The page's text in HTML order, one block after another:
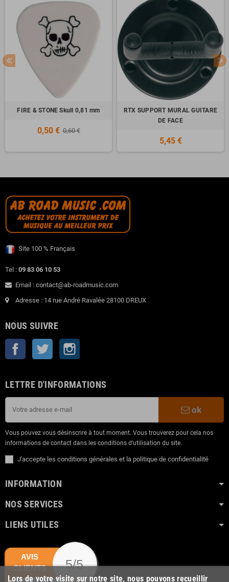
FIRE & STONE Skull 0,81 mm
0,50 € 0,60 €
RTX SUPPORT MURAL GUITARE
DE FACE
5,45 €
Site 100 % Français
Tel : 09 83 06 10 53
Email : contact@ab-roadmusic.com
Adresse : 14 rue André Ravalée 28100 DREUX
NOUS SUIVRE
Facebook Twitter
LETTRE D'INFORMATIONS
ok
Vous pouvez vous désinscrire à tout moment. Vous trouverez pour cela nos
informations de contact dans les conditions d'utilisation du site.
J'accepte les conditions générales et la politique de confidentialité
INFORMATION
NOS SERVICES
LIENS UTILES
Lors de votre visite sur notre site, nous pouvons recueillir
AVIS
CLIENTS
5/5